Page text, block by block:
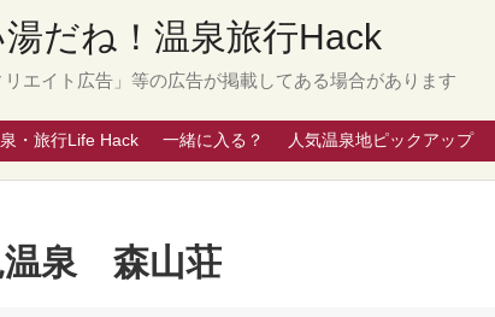
だね！温泉旅行Hack
リエイト広告」等の広告が掲載してある場合があります
・旅行Life Hack 一緒に入る？ 人気温泉地ピックアップ
温泉 森山荘